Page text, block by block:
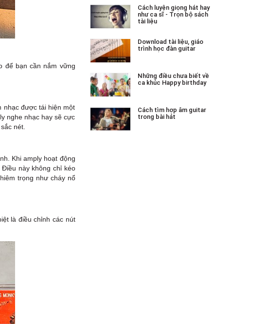
để bạn cần nắm vững
nhạc được tái hiện một
nghe nhạc hay sẽ cực
nét.
Khi amply hoạt động
này không chỉ kéo
trọng như cháy nổ
là điều chỉnh các nút
Cách luyện giọng hát hay
như ca sĩ - Trọn bộ sách
tài liệu
Download tài liệu, giáo
trình học đàn guitar
Những điều chưa biết về
ca khúc Happy birthday
Cách tìm hợp âm guitar
trong bài hát